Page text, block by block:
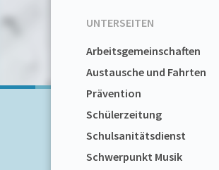
UNTERSEITEN
Arbeitsgemeinschaften
Austausche und Fahrten
Prävention
Schülerzeitung
Schulsanitätsdienst
Schwerpunkt Musik